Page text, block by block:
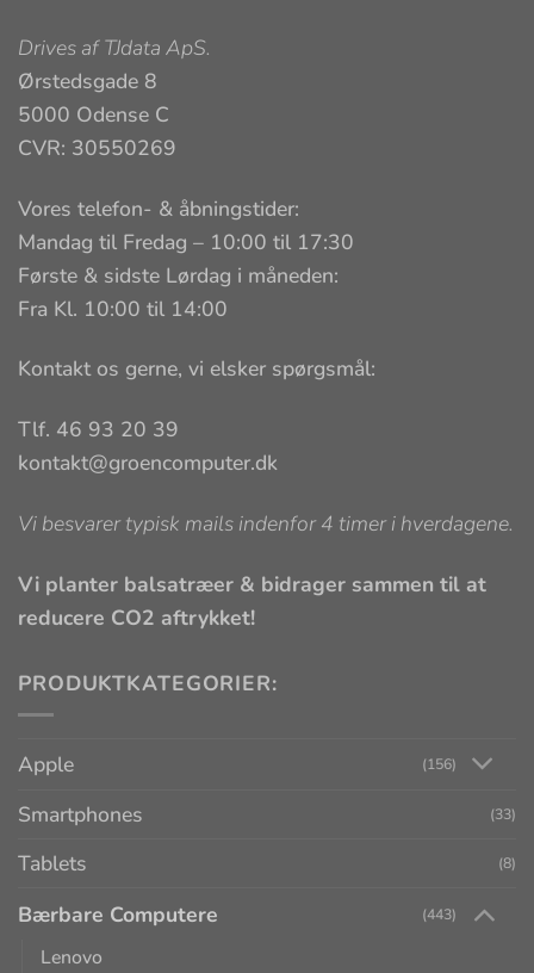
Drives afTJdata ApS.
Ørstedsgade 8
5000 Odense C
CVR: 30550269
Vores telefon- & åbningstider:
Mandag til Fredag – 10:00 til 17:30
Første & sidste Lørdag i måneden:
Fra Kl. 10:00 til 14:00
Kontakt os gerne, vi elsker spørgsmål:
Tlf. 46 93 20 39
kontakt@groencomputer.dk
Vi besvarer typisk mails indenfor 4 timer i hverdagene.
Vi planter balsatræer & bidrager sammen til at
reducere CO2 aftrykket!
PRODUKTKATEGORIER:
Apple (156)
Smartphones (33)
Tablets (8)
Bærbare Computere (443)
Lenovo